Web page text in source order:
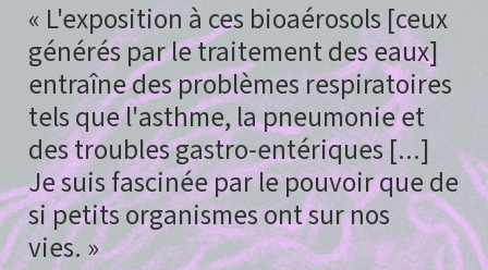
L'exposition à ces bioaérosols [ceux
générés par le traitement des eaux]
entraîne des problèmes respiratoires
tels que l'asthme, la pneumonie et
des troubles gastro-entériques [...]
Je suis fascinée par le pouvoir que de
si petits organismes ont sur nos
vies.